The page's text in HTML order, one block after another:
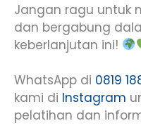
Jangan ragu untuk
dan bergabung
keberlanjutan ini!
WhatsApp di 0819
kami di Instagram
pelatihan dan